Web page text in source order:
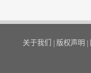
关于我们 | 版权声明 |